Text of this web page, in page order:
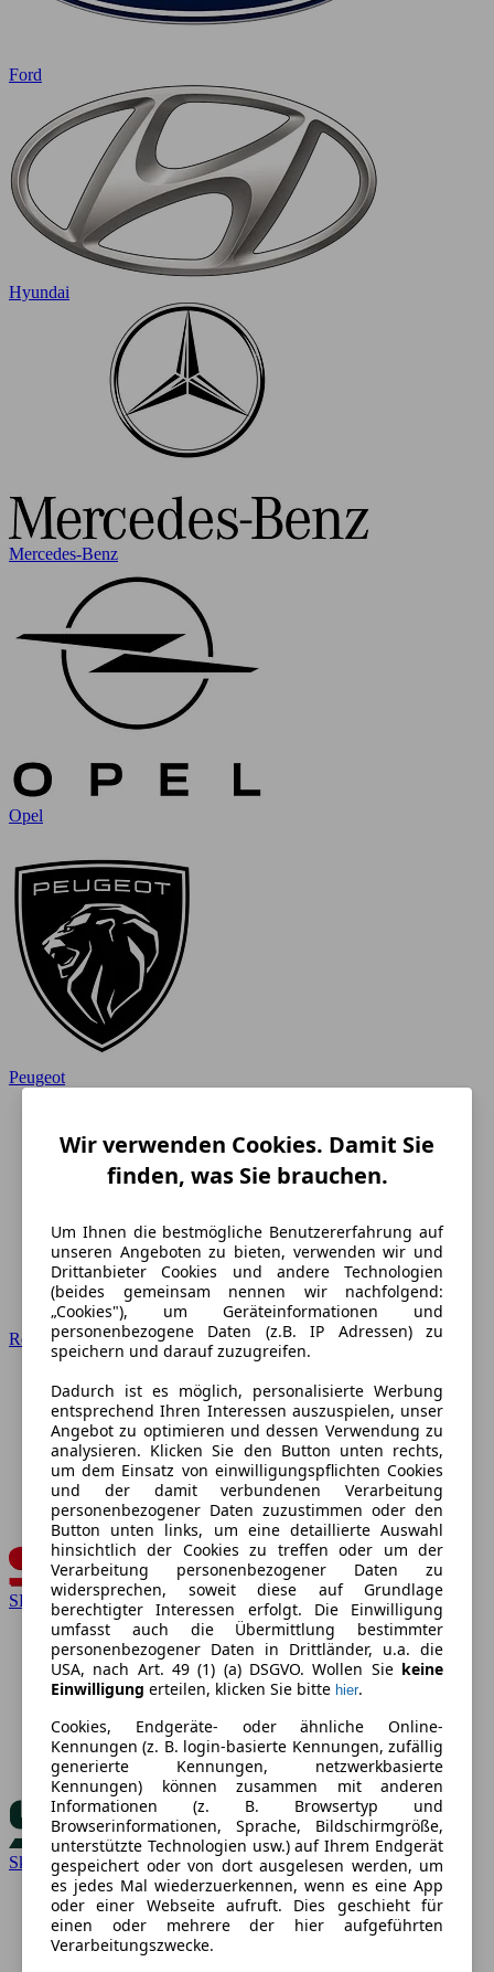
Ford
Hyundai
Mercedes-Benz
Opel
Peugeot
Renault
SEAT
Skoda
Wir verwenden Cookies. Damit Sie
finden, was Sie brauchen.
Um Ihnen die bestmögliche Benutzererfahrung auf
unseren Angeboten zu bieten, verwenden wir und
Drittanbieter Cookies und andere Technologien
(beides gemeinsam nennen wir nachfolgend:
„Cookies"), um Geräteinformationen und
personenbezogene Daten (z.B. IP Adressen) zu
speichern und darauf zuzugreifen.
Dadurch ist es möglich, personalisierte Werbung
entsprechend Ihren Interessen auszuspielen, unser
Angebot zu optimieren und dessen Verwendung zu
analysieren. Klicken Sie den Button unten rechts,
um dem Einsatz von einwilligungspflichten Cookies
und der damit verbundenen Verarbeitung
personenbezogener Daten zuzustimmen oder den
Button unten links, um eine detaillierte Auswahl
hinsichtlich der Cookies zu treffen oder um der
Verarbeitung personenbezogener Daten zu
widersprechen, soweit diese auf Grundlage
berechtigter Interessen erfolgt. Die Einwilligung
umfasst auch die Übermittlung bestimmter
personenbezogener Daten in Drittländer, u.a. die
USA, nach Art. 49 (1) (a) DSGVO. Wollen Sie keine
Einwilligung erteilen, klicken Sie bitte hier.
Cookies, Endgeräte- oder ähnliche Online-
Kennungen (z. B. login-basierte Kennungen, zufällig
generierte Kennungen, netzwerkbasierte
Kennungen) können zusammen mit anderen
Informationen (z. B. Browsertyp und
Browserinformationen, Sprache, Bildschirmgröße,
unterstützte Technologien usw.) auf Ihrem Endgerät
gespeichert oder von dort ausgelesen werden, um
es jedes Mal wiederzuerkennen, wenn es eine App
oder einer Webseite aufruft. Dies geschieht für
einen oder mehrere der hier aufgeführten
Verarbeitungszwecke.